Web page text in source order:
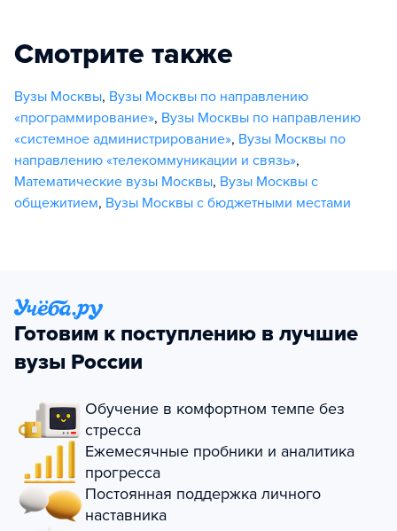
Смотрите также
Вузы Москвы, Вузы Москвы по направлению
«программирование», Вузы Москвы по направлению
«системное администрирование», Вузы Москвы по
направлению «телекоммуникации и связь»,
Математические вузы Москвы, Вузы Москвы с
общежитием, Вузы Москвы с бюджетными местами
Готовим к поступлению в лучшие
вузы России
Обучение в комфортном темпе без
стресса
Ежемесячные пробники и аналитика
прогресса
Постоянная поддержка личного
наставника